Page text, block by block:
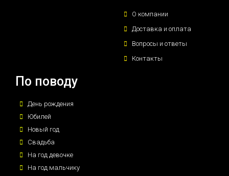
О компании
Доставка и оплата
Вопросы и ответы
Контакты
По поводу
День рождения
Юбилей
Новый год
Свадьба
На год девочке
На год мальчику